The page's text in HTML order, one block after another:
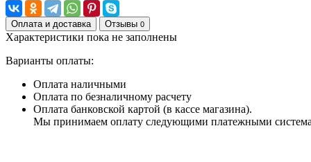
Оплата и доставка Отзывы 0
Характеристики пока не заполнены
Варианты оплаты:
Оплата наличными
Оплата по безналичному расчету
Оплата банковской картой (в кассе магазина).
Мы принимаем оплату следующими платежными